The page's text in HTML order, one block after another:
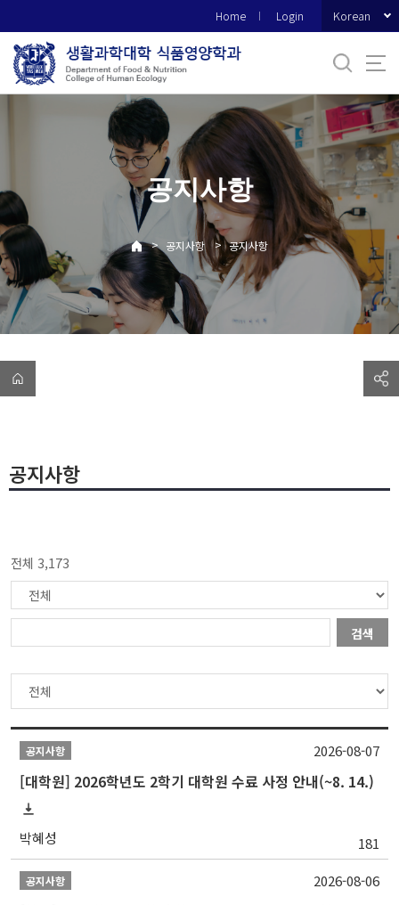
로
메
Home Login Korean
공지사항
> 공지사항 > 공지사항
공지사항
전체 3,173
검색
공지사항
[대학원] 2026학년도 2학기 대학원 수료 사정 안내(~8. 14.)
박혜성 181
2026-08-07
공지사항 2026-08-06